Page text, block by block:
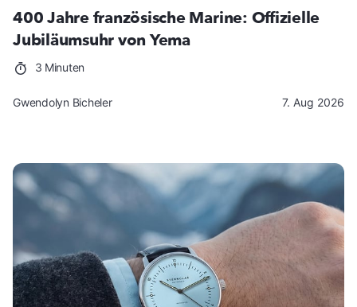
400 Jahre französische Marine: Offizielle
Jubiläumsuhr von Yema
3 Minuten
Gwendolyn Bicheler 7. Aug 2026